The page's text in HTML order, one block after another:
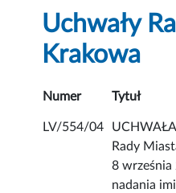
Uchwały
Krakowa
Numer Tytuł
LV/554/04
Rady
8 września
nadania